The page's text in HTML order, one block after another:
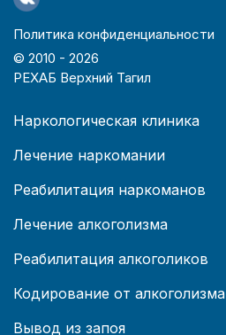
Политика конфиденциальности
© 2010 - 2026
РЕХАБ Верхний Тагил
Наркологическая клиника
Лечение наркомании
Реабилитация наркоманов
Лечение алкоголизма
Реабилитация алкоголиков
Кодирование от алкоголизма
Вывод из запоя